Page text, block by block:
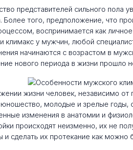
представителей сильного пола
Более того, предположение, что
воспринимается как
климакс у мужчин, любой
начинаются с возрастом в
нового периода в жизни прошло
жизни человек, независимо от
молодые и зрелые годы,
изменения в анатомии и
происходят неизменно, их не
и сделать их протекание как можно